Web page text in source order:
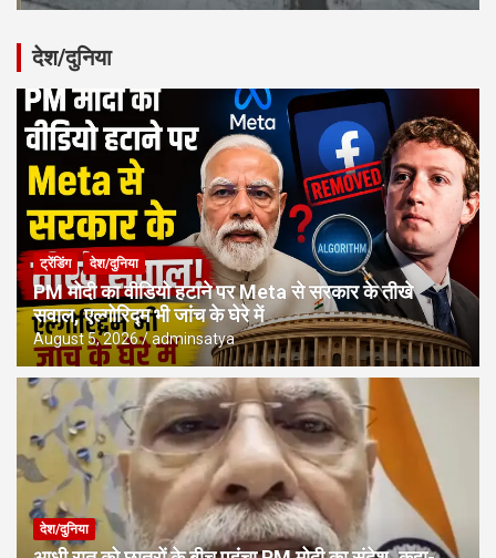
देश/दुनिया
ट्रेंडिंग देश/दुनिया
PM मोदी का वीडियो हटाने पर Meta से सरकार के तीखे
सवाल, एल्गोरिद्म भी जांच के घेरे में
August 5, 2026 adminsatya
देश/दुनिया